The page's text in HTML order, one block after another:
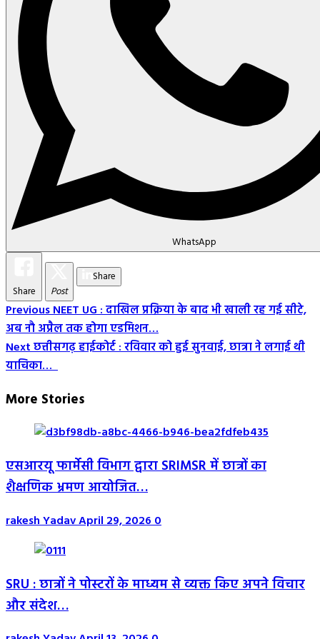
WhatsApp
Share Post
Share
Post
Navigation
PreviousNEET UG : दाखिल प्रक्रिया के बाद भी खाली रह गई सीटे,
अब नौ अप्रैल तक होगा एडमिशन…
Nextछत्तीसगढ़ हाईकोर्ट : रविवार को हुई सुनवाई, छात्रा ने लगाई थी
याचिका…
More Stories
एसआरयू फार्मेसी विभाग द्वारा SRIMSR में छात्रों का
शैक्षणिक भ्रमण आयोजित…
rakesh YadavApril 29, 20260
SRU : छात्रों ने पोस्टरों के माध्यम से व्यक्त किए अपने विचार
और संदेश…